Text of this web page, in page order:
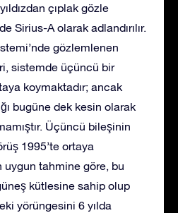
çıplak gözle
Sirius-A olarak adlandırılır.
gözlemlenen
sistemde üçüncü bir
koymaktadır; ancak
bugüne dek kesin olarak
Üçüncü bileşinin
1995’te ortaya
uygun tahmine göre, bu
kütlesine sahip olup
yörüngesini 6 yılda